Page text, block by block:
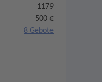
1179
500 €
8 Gebote